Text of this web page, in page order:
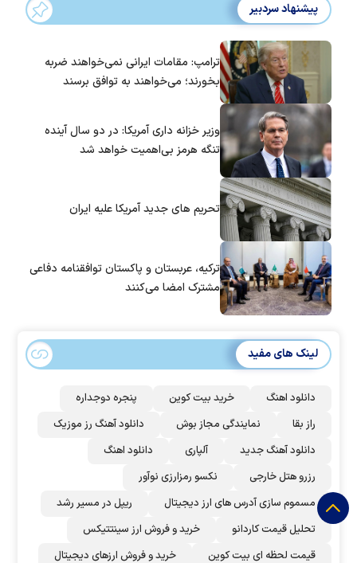
پیشنهاد سردبیر
ترامپ: مقامات ایرانی نمی‌خواهند ضربه
بخورند؛ می‌خواهند به توافق برسند
وزیر خزانه داری آمریکا: در دو سال آینده
تنگه هرمز بی‌اهمیت خواهد شد
تحریم های جدید آمریکا علیه ایران
ترکیه، عربستان و پاکستان توافقنامه دفاعی
مشترک امضا می‌کنند
لینک های مفید
دانلود اهنگ خرید بیت کوین
پنجره دوجداره
راز بقا
نمایندگی مجاز بوش
دانلود آهنگ رز‌ موزیک
دانلود آهنگ جدید
آلپاری
دانلود اهنگ
رزرو هتل خارجی
نکسو رمزارزی نوآور
مسموم سازی آدرس های ارز دیجیتال
ریپل در مسیر رشد
تحلیل قیمت کاردانو
خرید و فروش ارز سینتتیکس
قیمت لحظه ای بیت کوین
خرید و فروش ارزهای دیجیتال